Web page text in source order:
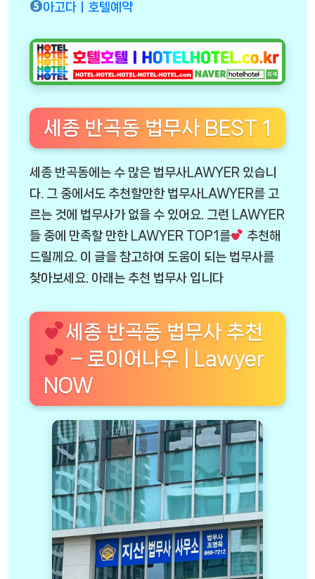
아고다ㅣ호텔예약
세종 반곡동 법무사 BEST 1
세종 반곡동에는 수 많은 법무사LAWYER 있습니
다. 그 중에서도 추천할만한 법무사LAWYER를 고
르는 것에 법무사가 없을 수 있어요. 그런 LAWYER
들 중에 만족할 만한 LAWYER TOP1를
추천해
드릴께요. 이 글을 참고하여 도움이 되는 법무사를
찾아보세요. 아래는 추천 법무사 입니다
세종 반곡동 법무사 추천
– 로이어나우 | Lawyer
NOW